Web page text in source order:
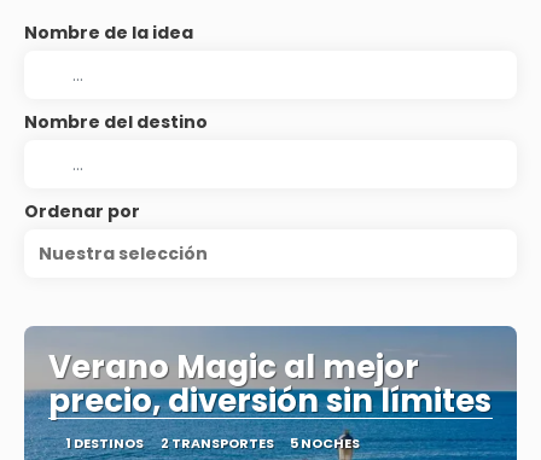
Nombre de la idea
Nombre del destino
Ordenar por
Nuestra selección
Verano Magic al mejor
precio, diversión sin límites
1 DESTINOS 2 TRANSPORTES 5 NOCHES